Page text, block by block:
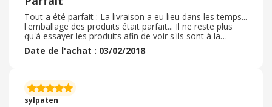
Tout a été parfait : La livraison a eu lieu dans les temps...
l'emballage des produits était parfait... Il ne reste plus
qu'à essayer les produits afin de voir s'ils sont à la
hauteur de mes attentes...
Date de l'achat : 03/02/2018
sylpaten